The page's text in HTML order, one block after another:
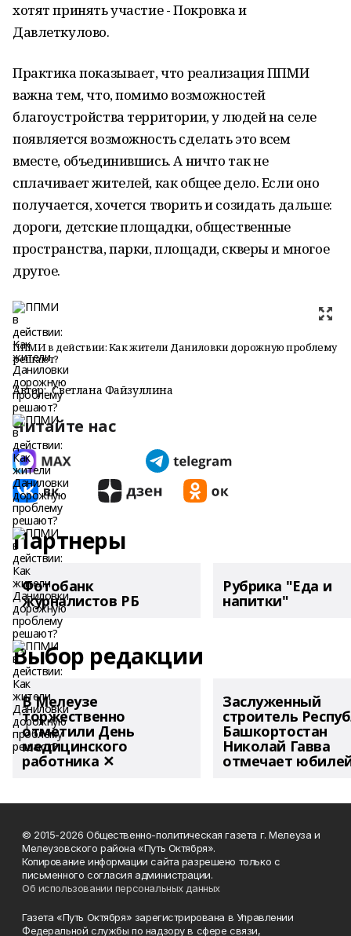
хотят принять участие - Покровка и
Давлеткулово.
Практика показывает, что реализация ППМИ
важна тем, что, помимо возможностей
благоустройства территории, у людей на селе
появляется возможность сделать это всем
вместе, объединившись. А ничто так не
сплачивает жителей, как общее дело. Если оно
получается, хочется творить и созидать дальше:
дороги, детские площадки, общественные
пространства, парки, площади, скверы и многое
другое.
ППМИ в действии: Как жители Даниловки дорожную проблему
решают?
Автор: Светлана Файзуллина
Читайте нас
Партнеры
Фотобанк
журналистов РБ
Рубрика "Еда и
напитки"
Выбор редакции
В Мелеузе
торжественно
отметили День
медицинского
работника ✕
Заслуженный
строитель
Башкортостан
Николай Гавва
отмечает
© 2015-2026 Общественно-политическая газета г. Мелеуза и
Мелеузовского района «Путь Октября».
Копирование информации сайта разрешено только с
письменного согласия администрации.
Об использовании персональных данных
Газета «Путь Октября» зарегистрирована в Управлении
Федеральной службы по надзору в сфере связи,